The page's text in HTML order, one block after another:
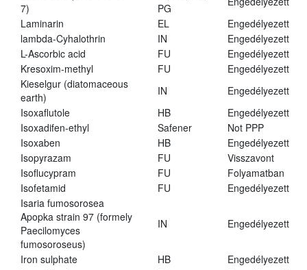
7)
PG
Laminarin
EL
Engedélyezett
lambda-Cyhalothrin
IN
Engedélyezett
L-Ascorbic acid
FU
Engedélyezett
Kresoxim-methyl
FU
Engedélyezett
Kieselgur (diatomaceous
earth)
IN
Engedélyezett
Isoxaflutole
HB
Engedélyezett
Isoxadifen-ethyl
Safener
Not PPP
Isoxaben
HB
Engedélyezett
Isopyrazam
FU
Visszavont
Isoflucypram
FU
Folyamatban
Isofetamid
FU
Engedélyezett
Isaria fumosorosea
Apopka strain 97 (formely
Paecilomyces
fumosoroseus)
IN Engedélyezett
Iron sulphate HB
Engedélyezett